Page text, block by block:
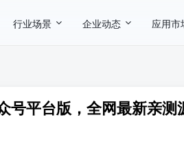
行业场景 企业动态 应用市
号平台版，全网最新亲测